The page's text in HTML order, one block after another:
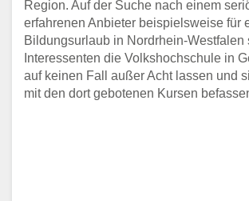
Region. Auf der Suche nach einem
erfahrenen Anbieter beispielsweise für
Bildungsurlaub in Nordrhein-Westfalen
Interessenten die Volkshochschule in
auf keinen Fall außer Acht lassen und
mit den dort gebotenen Kursen